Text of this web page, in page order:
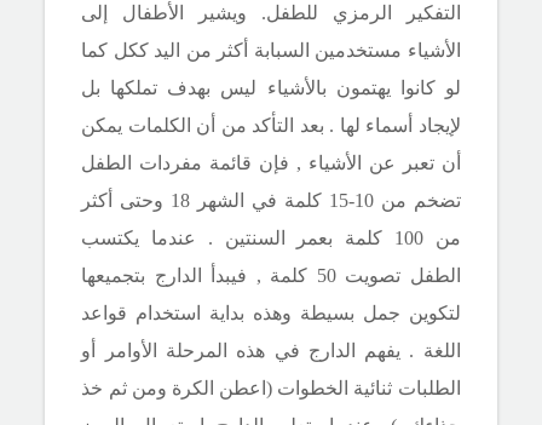
التفكير الرمزي للطفل. ويشير الأطفال إلى
الأشياء مستخدمين السبابة أكثر من اليد ككل كما
لو كانوا يهتمون بالأشياء ليس بهدف تملكها بل
لإيجاد أسماء لها . بعد التأكد من أن الكلمات يمكن
أن تعبر عن الأشياء , فإن قائمة مفردات الطفل
تضخم من 10-15 كلمة في الشهر 18 وحتى أكثر
من 100 كلمة بعمر السنتين . عندما يكتسب
الطفل تصويت 50 كلمة , فيبدأ الدارج بتجميعها
لتكوين جمل بسيطة وهذه بداية استخدام قواعد
اللغة . يفهم الدارج في هذه المرحلة الأوامر أو
الطلبات ثنائية الخطوات (اعطن الكرة ومن ثم خذ